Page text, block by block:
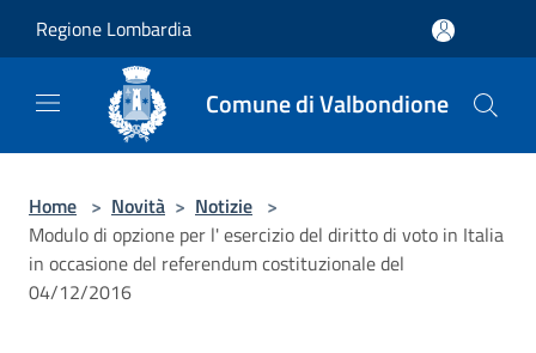
Regione Lombardia
Comune di Valbondione
Home > Novità > Notizie >
Modulo di opzione per l' esercizio del diritto di voto in Italia
in occasione del referendum costituzionale del
04/12/2016